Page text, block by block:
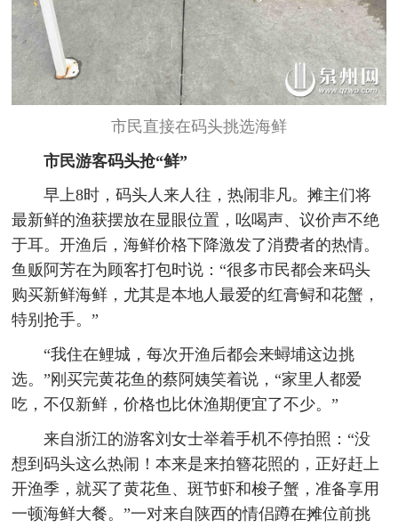
市民直接在码头挑选海鲜
市民游客码头抢“鲜”
早上8时，码头人来人往，热闹非凡。摊主们将
最新鲜的渔获摆放在显眼位置，吆喝声、议价声不绝
于耳。开渔后，海鲜价格下降激发了消费者的热情。
鱼贩阿芳在为顾客打包时说：“很多市民都会来码头
购买新鲜海鲜，尤其是本地人最爱的红膏鲟和花蟹，
特别抢手。”
“我住在鲤城，每次开渔后都会来蟳埔这边挑
选。”刚买完黄花鱼的蔡阿姨笑着说，“家里人都爱
吃，不仅新鲜，价格也比休渔期便宜了不少。”
来自浙江的游客刘女士举着手机不停拍照：“没
想到码头这么热闹！本来是来拍簪花照的，正好赶上
开渔季，就买了黄花鱼、斑节虾和梭子蟹，准备享用
一顿海鲜大餐。”一对来自陕西的情侣蹲在摊位前挑